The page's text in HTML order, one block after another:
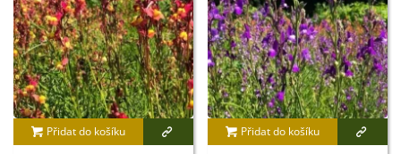
Přidat do košíku Přidat do košíku